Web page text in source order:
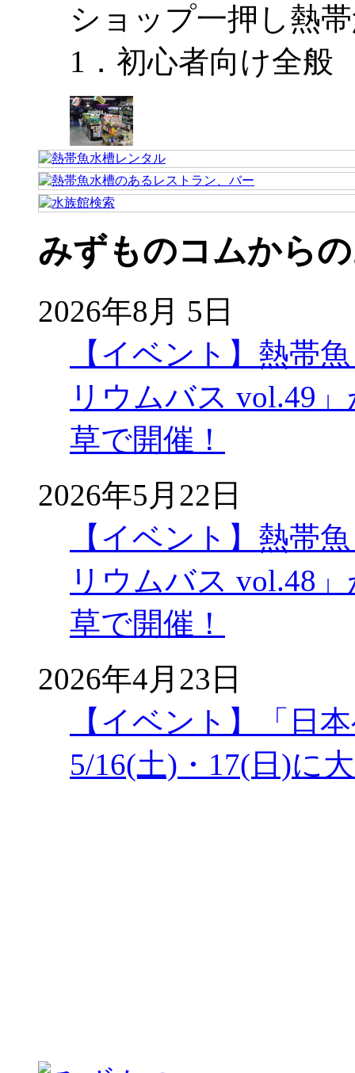
ショップ一押し熱
1．初心者向け全
みずものコムから
2026年8月 5日
【イベント】熱帯
リウムバス vol.49
草で開催！
2026年5月22日
【イベント】熱帯
リウムバス vol.48
草で開催！
2026年4月23日
【イベント】「日
5/16(土)・17(日)に